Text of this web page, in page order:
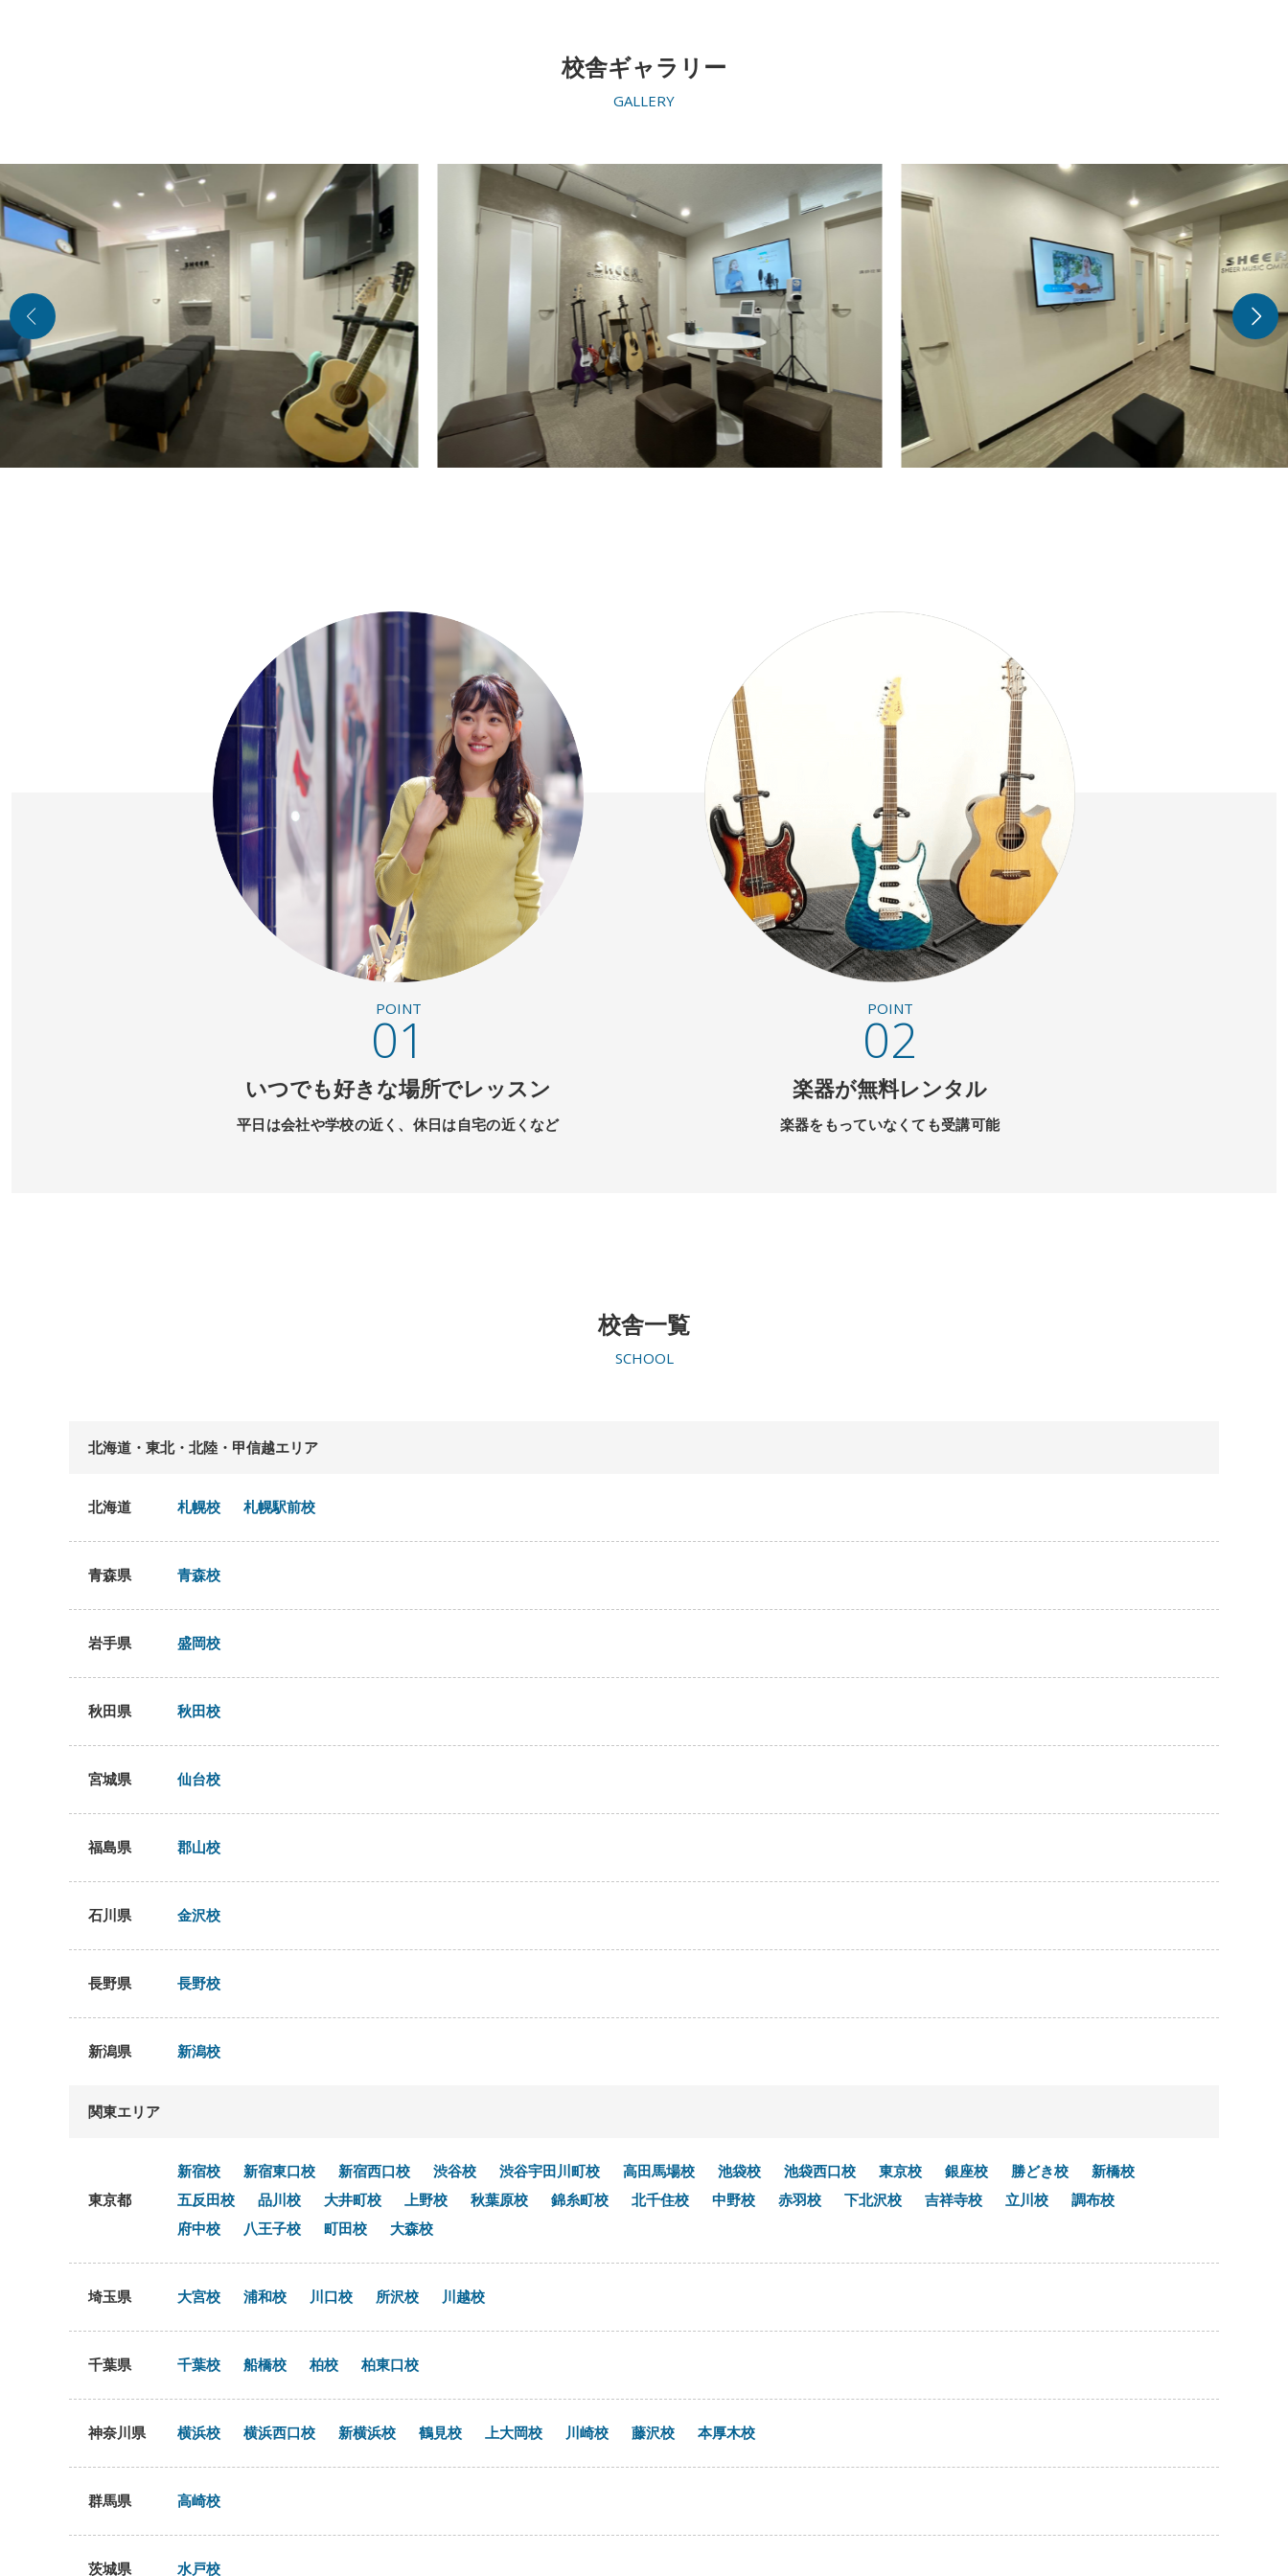
校舎ギャラリー
GALLERY
POINT
01
いつでも好きな場所でレッスン
平日は会社や学校の近く、 休日は自宅の近くなど
POINT
02
楽器が無料レンタル
楽器をもっていなくても受講可能
校舎一覧
SCHOOL
北海道・東北・北陸・甲信越エリア
北海道 札幌校 札幌駅前校
青森県 青森校
岩手県 盛岡校
秋田県 秋田校
宮城県 仙台校
福島県 郡山校
石川県 金沢校
長野県 長野校
新潟県 新潟校
関東エリア
東京都
新宿校 新宿東口校 新宿西口校 渋谷校 渋谷宇田川町校 高田馬場校 池袋校 池袋西口校 東京校 銀座校 勝どき校
新橋校
五反田校
品川校 大井町校 上野校 秋葉原校 錦糸町校 北千住校 中野校 赤羽校 下北沢校 吉祥寺校 立川校
調布校
府中校
八王子校 町田校 大森校
埼玉県 大宮校 浦和校 川口校 所沢校 川越校
千葉県 千葉校 船橋校 柏校 柏東口校
神奈川県 横浜校 横浜西口校 新横浜校 鶴見校 上大岡校 川崎校 藤沢校 本厚木校
群馬県 高崎校
茨城県 水戸校